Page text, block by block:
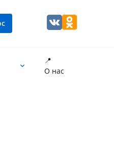
📍
О нас